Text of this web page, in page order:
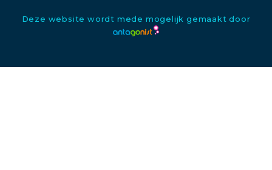
Deze website wordt mede mogelijk gemaakt door